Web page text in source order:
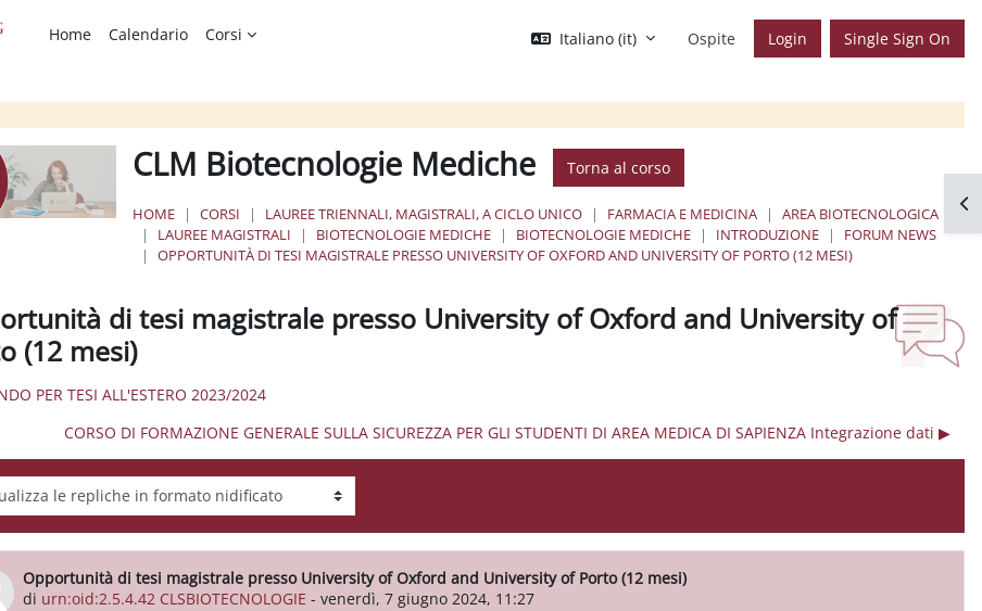
Home Calendario Corsi Italiano ‎(it)‎ Ospite Login Single Sign On
CLM Biotecnologie Mediche Torna al corso
HOME CORSI LAUREE TRIENNALI, MAGISTRALI, A CICLO UNICO FARMACIA E MEDICINA
AREA BIOTECNOLOGICA
LAUREE MAGISTRALI
BIOTECNOLOGIE MEDICHE BIOTECNOLOGIE MEDICHE INTRODUZIONE
FORUM NEWS
OPPORTUNITÀ DI TESI MAGISTRALE PRESSO UNIVERSITY OF OXFORD AND UNIVERSITY OF PORTO (12 MESI)
di tesi magistrale presso University of Oxford and University of
(12 mesi)
PER TESI ALL'ESTERO 2023/2024
CORSO DI FORMAZIONE GENERALE SULLA SICUREZZA PER GLI STUDENTI DI AREA MEDICA DI SAPIENZA Integrazione dati ▶︎
visualizzazione
Opportunità di tesi magistrale presso University of Oxford and University of Porto (12 mesi)
di urn:oid:2.5.4.42 CLSBIOTECNOLOGIE - venerdì, 7 giugno 2024, 11:27
Numero di risposte: 0